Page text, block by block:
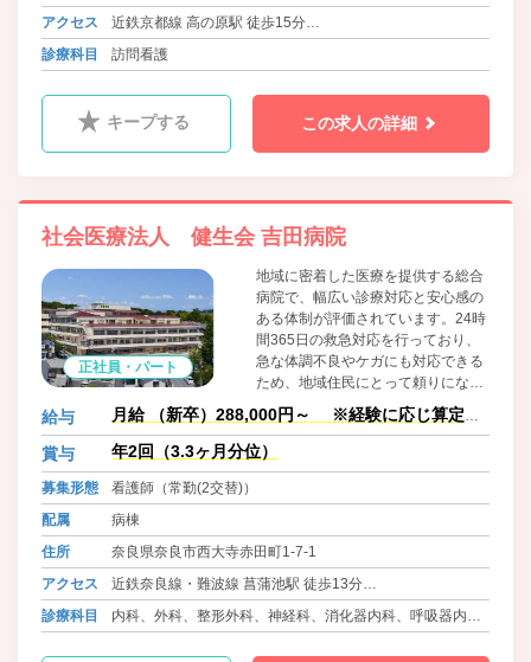
アクセス
近鉄京都線 高の原駅 徒歩15分
近鉄京都線 高の原駅より奈良交通バス「左京四丁目」 徒歩
診療科目 訪問看護
キープする この求人の詳細
社会医療法人 健生会 吉田病院
正社員・パート
地域に密着した医療を提供する総合
病院で、幅広い診療対応と安心感の
ある体制が評価されています。24時
間365日の救急対応を行っており、
急な体調不良やケガにも対応できる
ため、地域住民にとって頼りになる
存在です。 また、内科・外科に加え
て精神科にも力を入れており、身体
と心の両面を同時に診てもらえる点
が強みです。
給与
月給 （新卒）288,000円～ ※経験に応じ算定し
ます。
賞与 年2回（3.3ヶ月分位）
募集形態
看護師（常勤(2交替)）
配属
病棟
住所
奈良県奈良市西大寺赤田町1-7-1
アクセス
近鉄奈良線・難波線 菖蒲池駅 徒歩13分
近鉄奈良線・難波線、近鉄京都線 大和西大寺駅よりバス10
診療科目
内科、外科、整形外科、神経科、消化器内科、呼吸器内